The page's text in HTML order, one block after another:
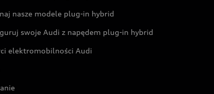
nasze modele plug-in hybrid
swoje Audi z napędem plug-in hybrid
elektromobilności Audi